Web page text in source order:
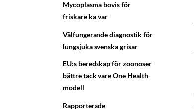
Mycoplasma bovis för
friskare kalvar
Välfungerande diagnostik för
lungsjuka svenska grisar
EU:s beredskap för zoonoser
bättre tack vare One Health-
modell
Rapporterade